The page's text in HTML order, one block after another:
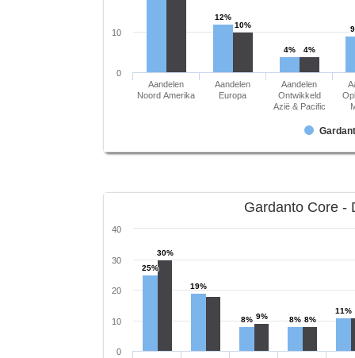
12%
4%
10%
4%
Aandelen
Noord Amerika
Aandelen
Europa
Aandelen
Ontwikkeld
Azië & Pacific
0
10
Gardanto Core -
25%
19%
8% 8%
11%
30%
9% 8%
0
10
20
30
40